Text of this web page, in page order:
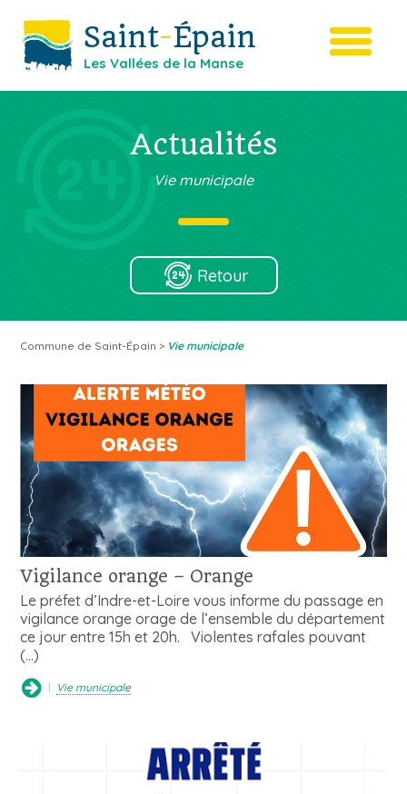
Saint-Épain
Les Vallées de la Manse
Actualités
Vie municipale
Retour
Commune de Saint-Épain > Vie municipale
Vigilance orange – Orange
Le préfet d’Indre-et-Loire vous informe du passage en
vigilance orange orage de l’ensemble du département
ce jour entre 15h et 20h. Violentes rafales pouvant
(…)
Vie municipale